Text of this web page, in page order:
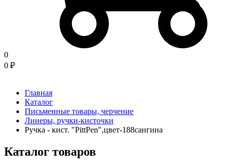
0
0 ₽
Главная
Каталог
Письменные товары, черчение
Линеры, ручки-кисточки
Ручка - кист. "PittPen",цвет-188сангина
Каталог товаров